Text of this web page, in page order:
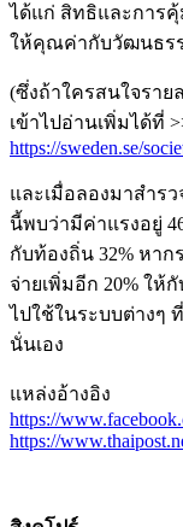
ได้แก่ สิทธิและการคุ้
ให้คุณค่ากับวัฒนธร
(ซึ่งถ้าใครสนใจรา
เข้าไปอ่านเพิ่มได้ที่
https://sweden.se/
และเมื่อลองมาสำร
นี้พบว่ามีค่าแรงอยู่
กับท้องถิ่น 32% หาก
จ่ายเพิ่มอีก 20% ใ
ไปใช้ในระบบต่างๆ
นั่นเอง
แหล่งอ้างอิง
https://
https://